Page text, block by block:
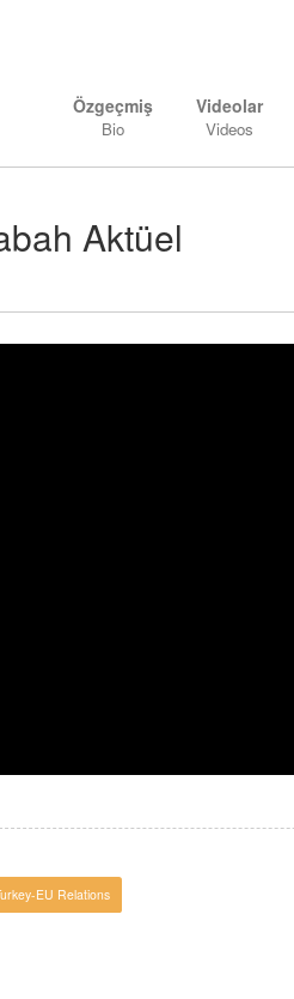
Özgeçmiş
Bio
Videolar
Videos
Aktüel
EU Relations